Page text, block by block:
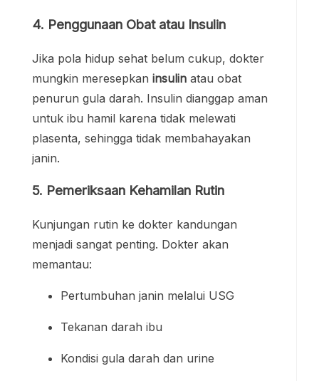
4. Penggunaan Obat atau Insulin
Jika pola hidup sehat belum cukup, dokter
mungkin meresepkan insulin atau obat
penurun gula darah. Insulin dianggap aman
untuk ibu hamil karena tidak melewati
plasenta, sehingga tidak membahayakan
janin.
5. Pemeriksaan Kehamilan Rutin
Kunjungan rutin ke dokter kandungan
menjadi sangat penting. Dokter akan
memantau:
Pertumbuhan janin melalui USG
Tekanan darah ibu
Kondisi gula darah dan urine